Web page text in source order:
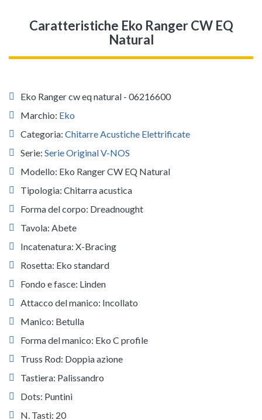
Caratteristiche Eko Ranger CW EQ
Natural
Eko Ranger cw eq natural - 06216600
Marchio: Eko
Categoria: Chitarre Acustiche Elettrificate
Serie: Serie Original V-NOS
Modello: Eko Ranger CW EQ Natural
Tipologia: Chitarra acustica
Forma del corpo: Dreadnought
Tavola: Abete
Incatenatura: X-Bracing
Rosetta: Eko standard
Fondo e fasce: Linden
Attacco del manico: Incollato
Manico: Betulla
Forma del manico: Eko C profile
Truss Rod: Doppia azione
Tastiera: Palissandro
Dots: Puntini
N. Tasti: 20